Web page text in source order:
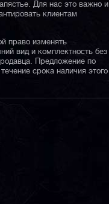
Для нас это важно и
клиентам
право изменять
вид и комплектность без
Предложение по
срока наличия этого